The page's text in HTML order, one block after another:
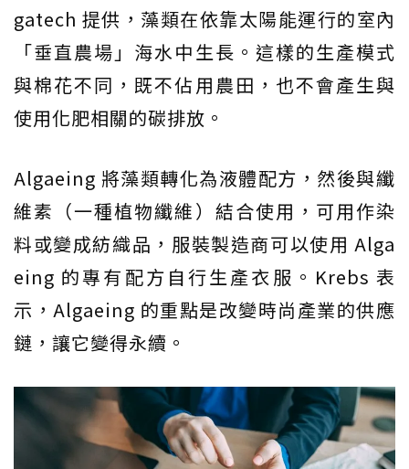
gatech 提供，藻類在依靠太陽能運行的室內
「垂直農場」海水中生長。這樣的生產模式
與棉花不同，既不佔用農田，也不會產生與
使用化肥相關的碳排放。
Algaeing 將藻類轉化為液體配方，然後與纖
維素（一種植物纖維）結合使用，可用作染
料或變成紡織品，服裝製造商可以使用 Alga
eing 的專有配方自行生產衣服。Krebs 表
示，Algaeing 的重點是改變時尚產業的供應
鏈，讓它變得永續。